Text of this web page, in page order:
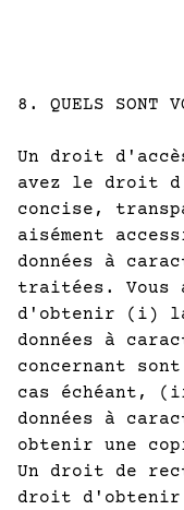
8. QUELS SONT
Un droit
avez le droit
concise,
aisément
données à
traitées. Vous
d'obtenir (i) la
données à
concernant
cas échéant,
données à
obtenir une
Un droit de
droit d'obtenir